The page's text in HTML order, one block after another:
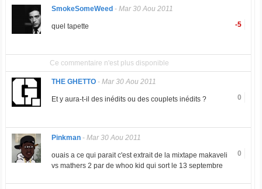
SmokeSomeWeed - Mar 30 Aou 2011
-5
quel tapette
Ce commentaire n'est plus disponible
THE GHETTO- Mar 30 Aou 2011
0
Et y aura-t-il des inédits ou des couplets inédits ?
Pinkman- Mar 30 Aou 2011
0
ouais a ce qui parait c'est extrait de la mixtape makaveli
vs mathers 2 par de whoo kid qui sort le 13 septembre